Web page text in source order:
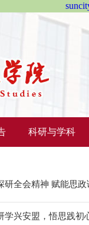
科研与学科
研全会精神 赋能思
学兴安盟，悟思践初